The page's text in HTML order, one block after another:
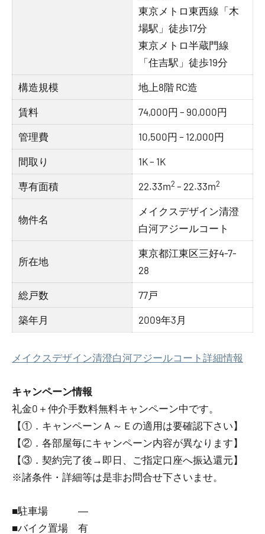
東京メトロ東西線「木
場駅」徒歩17分
東京メトロ半蔵門線
「住吉駅」徒歩19分
構造規模 地上8階 RC造
賃料 74,000円 – 90,000円
管理費 10,500円 – 12,000円
間取り 1K – 1K
専有面積 22.33m2 – 22.33m2
物件名
メイクスデザイン清澄
白河アジールコート
所在地
東京都江東区三好4-7-
28
総戸数 77戸
築年月 2009年3月
メイクスデザイン清澄白河アジールコート詳細情報
キャンペーン情報
礼金0 ＋ 仲介手数料無料キャンペーン中です。
【①．キャンペーンＡ～Ｅの適用は要確認下さい】
【②．各部屋毎にキャンペーン内容が異なります】
【③．契約完了後→即日、ご指定口座へ振込還元】
※諸条件・詳細等は是非お問合せ下さいませ。
■駐車場 ―
■バイク置場 有